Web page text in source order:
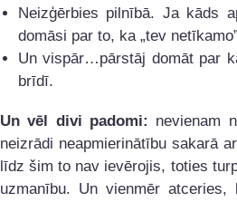
Neizģērbies pilnībā. Ja kāds
domāsi par to, ka „tev
Un vispār…pārstāj domāt par
brīdī.
Un vēl divi padomi: nevienam
neizrādi neapmierinātību sakarā
līdz šim to nav ievērojis, toties
uzmanību. Un vienmēr